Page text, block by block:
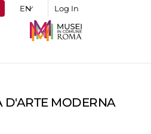
Log In
D'ARTE MODERNA